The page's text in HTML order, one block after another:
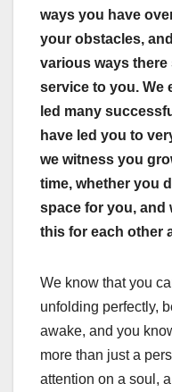
ways you have
your obstacles,
various ways there
service to you. We
led many
have led you to
we witness you
time, whether you
space for you, and
this for each other
We know that you
unfolding perfectly,
awake, and you
more than just a
attention on a soul,